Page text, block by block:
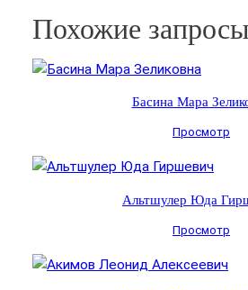
Похожие запросы
Басина Мара
Просмотр
Альтшулер Юда
Просмотр